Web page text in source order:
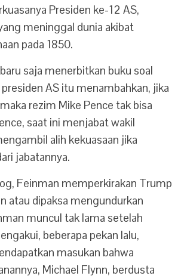
Presiden ke-12 AS,
meninggal dunia akibat
pada 1850.
saja menerbitkan buku soal
AS itu menambahkan, jika
rezim Mike Pence tak bisa
saat ini menjabat wakil
alih kekuasaan jika
jabatannya.
Feinman memperkirakan Trump
atau dipaksa mengundurkan
muncul tak lama setelah
beberapa pekan lalu,
masukan bahwa
Michael Flynn, berdusta